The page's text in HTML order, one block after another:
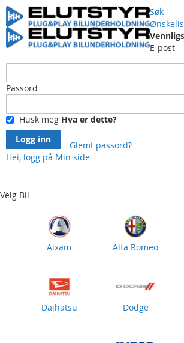
Søk
E-post
Passord
Husk meg Hva er dette?
Logg inn
Glemt passord?
Hei, logg på Min side
Content
Velg Bil
Aixam Alfa Romeo
Daihatsu Dodge